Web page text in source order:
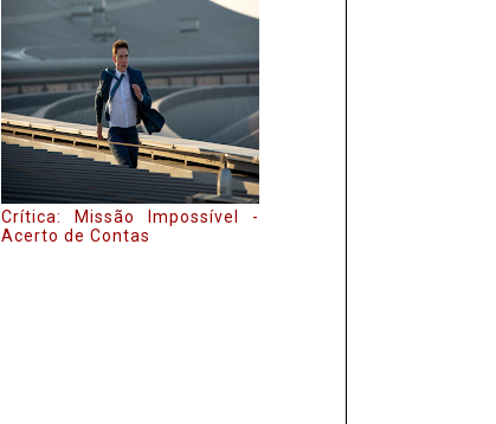
Crítica: Missão Impossível -
Acerto de Contas